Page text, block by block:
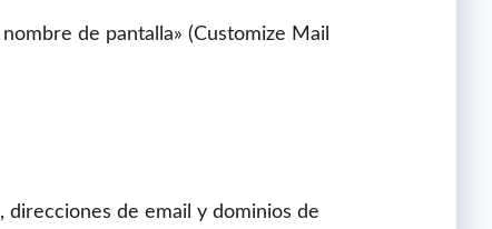
de pantalla» (Customize Mail
de email y dominios de